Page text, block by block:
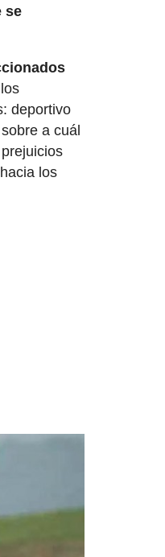
se
deportivo
a cuál
los